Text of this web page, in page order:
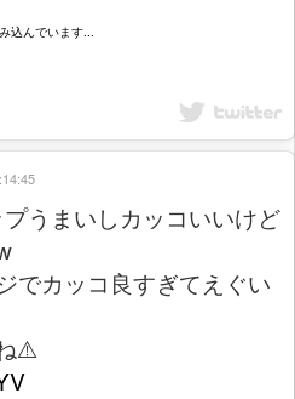
込んでいます...
うまいしカッコいいけど
でカッコ良すぎてえぐい
⚠️